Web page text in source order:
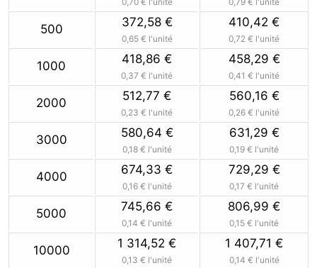
500 372,58 €
0,65 € l'unité
410,42 €
0,72 € l'unité
1000 418,86 €
0,37 € l'unité
458,29 €
0,41 € l'unité
2000 512,77 €
0,23 € l'unité
560,16 €
0,26 € l'unité
3000 580,64 €
0,18 € l'unité
631,29 €
0,19 € l'unité
4000 674,33 €
0,16 € l'unité
729,29 €
0,17 € l'unité
5000 745,66 €
0,14 € l'unité
806,99 €
0,15 € l'unité
10000 1 314,52 €
0,13 € l'unité
1 407,71 €
0,14 € l'unité